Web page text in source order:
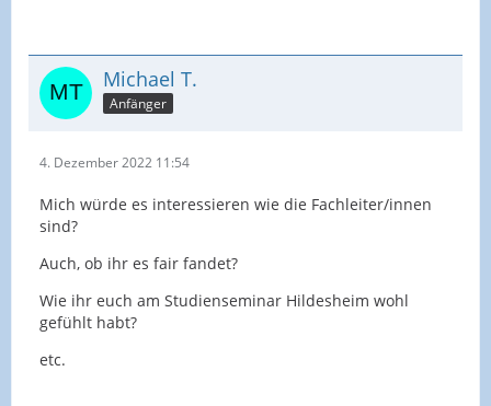
Michael T.
Anfänger
4. Dezember 2022 11:54
Mich würde es interessieren wie die Fachleiter/innen
sind?
Auch, ob ihr es fair fandet?
Wie ihr euch am Studienseminar Hildesheim wohl
gefühlt habt?
etc.